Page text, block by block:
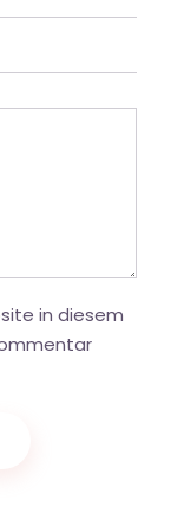
in diesem